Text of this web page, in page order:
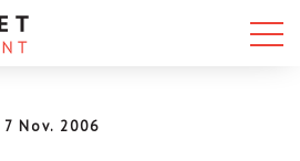
7 Nov. 2006